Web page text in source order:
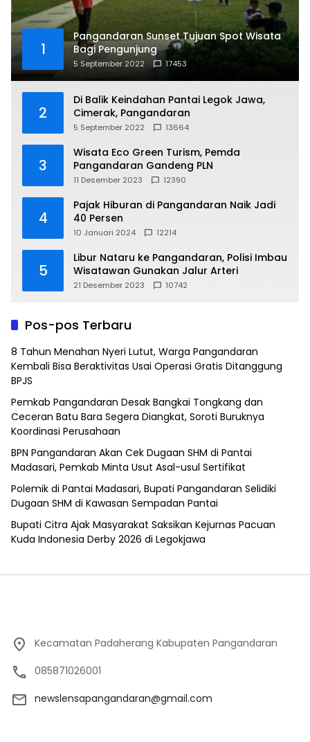
1
Pangandaran Sunset Tujuan Spot Wisata
Bagi Pengunjung
5 September 2022 17453
2
Di Balik Keindahan Pantai Legok Jawa,
Cimerak, Pangandaran
5 September 2022 13664
3
Wisata Eco Green Turism, Pemda
Pangandaran Gandeng PLN
11 Desember 2023 12390
4
Pajak Hiburan di Pangandaran Naik Jadi
40 Persen
10 Januari 2024 12214
5
Libur Nataru ke Pangandaran, Polisi Imbau
Wisatawan Gunakan Jalur Arteri
21 Desember 2023 10742
Pos-pos Terbaru
8 Tahun Menahan Nyeri Lutut, Warga Pangandaran
Kembali Bisa Beraktivitas Usai Operasi Gratis Ditanggung
BPJS
Pemkab Pangandaran Desak Bangkai Tongkang dan
Ceceran Batu Bara Segera Diangkat, Soroti Buruknya
Koordinasi Perusahaan
BPN Pangandaran Akan Cek Dugaan SHM di Pantai
Madasari, Pemkab Minta Usut Asal-usul Sertifikat
Polemik di Pantai Madasari, Bupati Pangandaran Selidiki
Dugaan SHM di Kawasan Sempadan Pantai
Bupati Citra Ajak Masyarakat Saksikan Kejurnas Pacuan
Kuda Indonesia Derby 2026 di Legokjawa
Kecamatan Padaherang Kabupaten Pangandaran
085871026001
newslensapangandaran@gmail.com